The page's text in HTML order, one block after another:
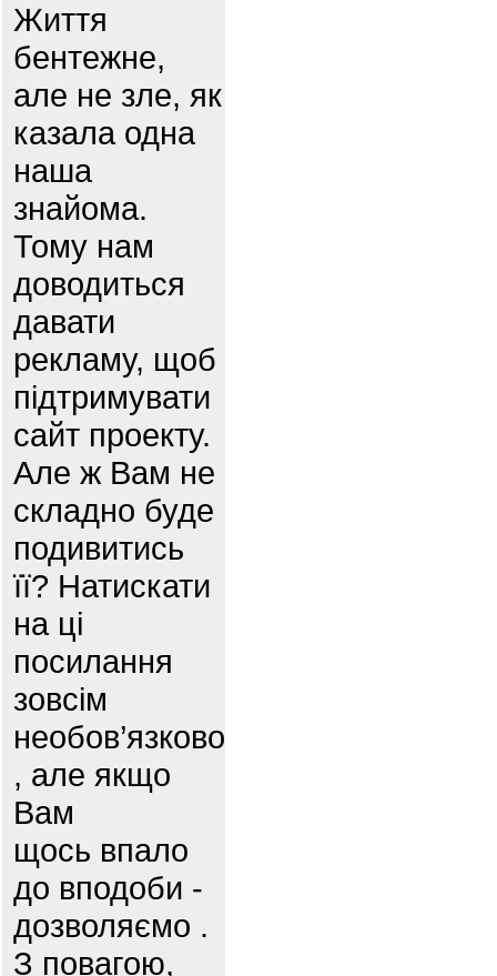
Життя
бентежне,
але не зле, як
казала одна
наша
знайома.
Тому нам
доводиться
давати
рекламу, щоб
підтримувати
сайт проекту.
Але ж Вам не
складно буде
подивитись
її? Натискати
на ці
посилання
зовсім
необов’язково
, але якщо
Вам
щось впало
до вподоби -
дозволяємо .
З повагою,